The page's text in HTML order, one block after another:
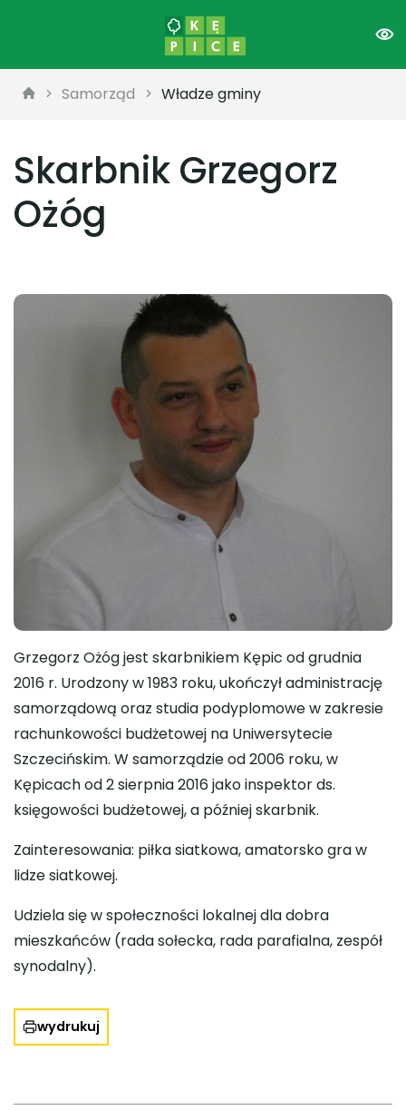
Samorząd Władze gminy
Skarbnik Grzegorz
Ożóg
Grzegorz Ożóg jest skarbnikiem Kępic od grudnia
2016 r. Urodzony w 1983 roku, ukończył administrację
samorządową oraz studia podyplomowe w zakresie
rachunkowości budżetowej na Uniwersytecie
Szczecińskim. W samorządzie od 2006 roku, w
Kępicach od 2 sierpnia 2016 jako inspektor ds.
księgowości budżetowej, a później skarbnik.
Zainteresowania: piłka siatkowa, amatorsko gra w
lidze siatkowej.
Udziela się w społeczności lokalnej dla dobra
mieszkańców (rada sołecka, rada parafialna, zespół
synodalny).
wydrukuj